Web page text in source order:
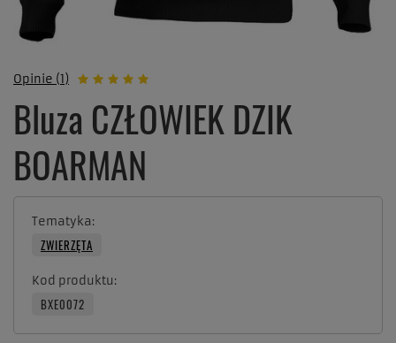
Opinie (1)
Bluza CZŁOWIEK DZIK
BOARMAN
Tematyka
ZWIERZĘTA
Kod produktu
BXE0072